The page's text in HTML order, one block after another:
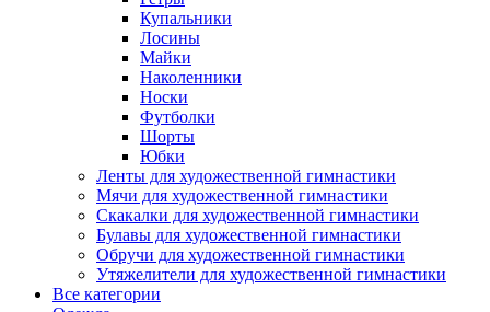
Купальники
Лосины
Майки
Наколенники
Носки
Футболки
Шорты
Юбки
Ленты для художественной гимнастики
Мячи для художественной гимнастики
Скакалки для художественной гимнастики
Булавы для художественной гимнастики
Обручи для художественной гимнастики
Утяжелители для художественной гимнастики
Все категории